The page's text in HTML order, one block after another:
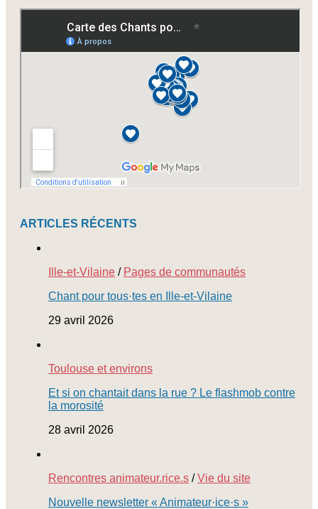
à
newsletters
ARTICLES RÉCENTS
Ille-et-Vilaine / Pages de communautés
Chant pour tous·tes en Ille-et-Vilaine
29 avril 2026
Toulouse et environs
Et si on chantait dans la rue ? Le flashmob contre
la morosité
28 avril 2026
Rencontres animateur.rice.s /Vie du site
Nouvelle newsletter « Animateur·ice·s »